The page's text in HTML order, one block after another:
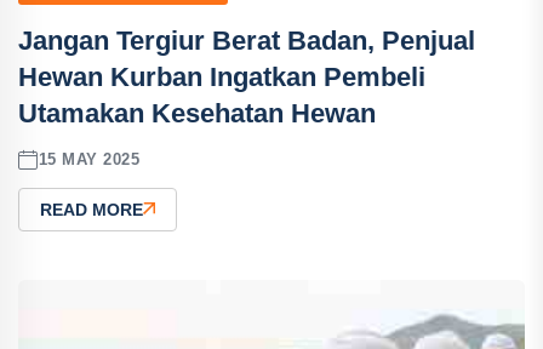
Jangan Tergiur Berat Badan, Penjual
Hewan Kurban Ingatkan Pembeli
Utamakan Kesehatan Hewan
15 MAY 2025
READ MORE